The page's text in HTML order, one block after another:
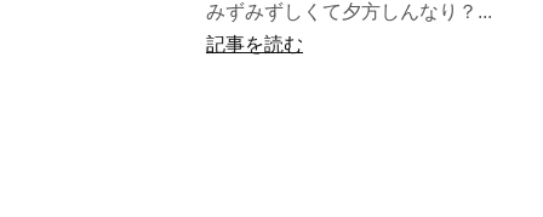
みずみずしくて夕方しんなり？...
記事を読む